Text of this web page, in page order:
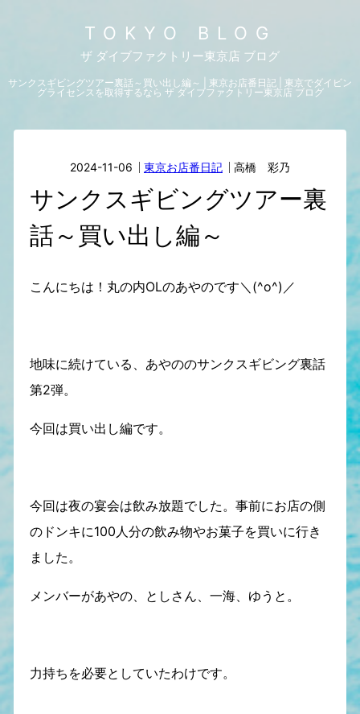
TOKYO BLOG
ザ ダイブファクトリー東京店 ブログ
サンクスギビングツアー裏話～買い出し編～ | 東京お店番日記 | 東京でダイビン
グライセンスを取得するなら ザ ダイブファクトリー東京店 ブログ
2024-11-06 東京お店番日記 高橋 彩乃
サンクスギビングツアー裏
話～買い出し編～
こんにちは！丸の内OLのあやのです＼(^o^)／
地味に続けている、あやののサンクスギビング裏話
第2弾。
今回は買い出し編です。
今回は夜の宴会は飲み放題でした。事前にお店の側
のドンキに100人分の飲み物やお菓子を買いに行き
ました。
メンバーがあやの、としさん、一海、ゆうと。
力持ちを必要としていたわけです。